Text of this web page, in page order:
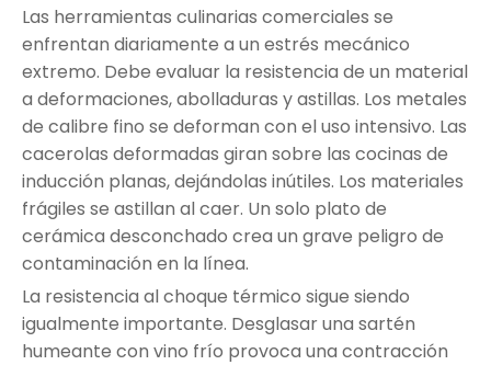
Las herramientas culinarias comerciales se
enfrentan diariamente a un estrés mecánico
extremo. Debe evaluar la resistencia de un material
a deformaciones, abolladuras y astillas. Los metales
de calibre fino se deforman con el uso intensivo. Las
cacerolas deformadas giran sobre las cocinas de
inducción planas, dejándolas inútiles. Los materiales
frágiles se astillan al caer. Un solo plato de
cerámica desconchado crea un grave peligro de
contaminación en la línea.
La resistencia al choque térmico sigue siendo
igualmente importante. Desglasar una sartén
humeante con vino frío provoca una contracción